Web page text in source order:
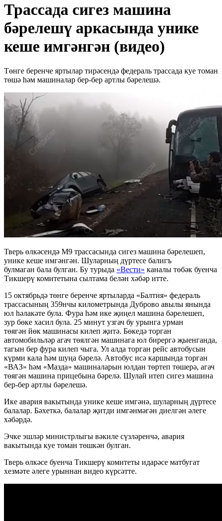
Трассада сигез машина
бәрелешү аркасында унике
кеше имгәнгән (видео)
Төнге беренче яртылар тирәсендә федераль трассада куе томан
төшә һәм машиналар бер-бер артлы бәрелешә.
Тверь өлкәсендә М9 трассасында сигез машина бәрелешеп,
унике кеше имгәнгән. Шуларның дүртесе балигъ
булмаган бала булган. Бу турыда «Вести» каналы төбәк буенча
Тикшерү комитетына сылтама белән хәбәр итте.
15 октябрьдә төнге беренче яртыларда «Балтия» федераль
трассасының 359нчы километрында Дуброво авылы янында
юл һәлакәте була. Фура һәм ике җиңел машина бәрелешеп,
зур бөке хасил була. 25 минут узгач бу урынга урман
төягән йөк машинасы килеп җитә. Бөкедә торган
автомобильләр агач төялгән машинага юл бирергә җыенганда,
тагын бер фура килеп чыга. Ул алда торган рейс автобусын
күрми кала һәм шуңа бәрелә. Автобус исә каршында торган
«ВАЗ» һәм «Мазда» машиналарын юлдан төртеп төшерә, агач
төягән машина прицебына бәрелә. Шулай итеп сигез машина
бер-бер артлы бәрелешә.
Ике авария вакытында унике кеше имгәнә, шуларның дүртесе
балалар. Бәхеткә, балалар җитди имгәнмәгән диелгән әлеге
хәбәрдә.
Эчке эшләр министрлыгы вәкиле сүзләренчә, авария
вакытында куе томан төшкән булган.
Тверь өлкәсе буенча Тикшерү комитеты идарәсе матбугат
хезмәте әлеге урыннан видео күрсәтте.